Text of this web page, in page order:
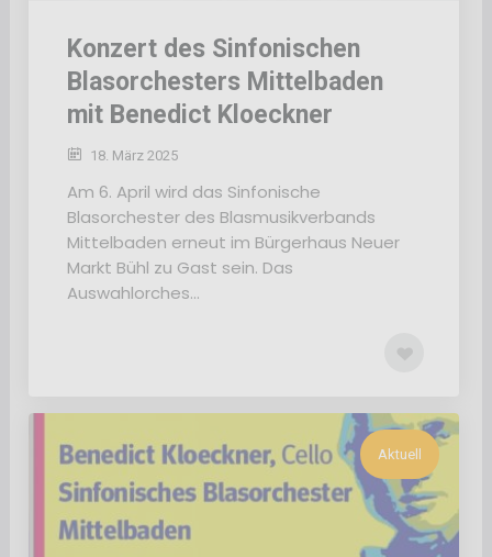
Konzert des Sinfonischen
Blasorchesters Mittelbaden
mit Benedict Kloeckner
18. März 2025
Am 6. April wird das Sinfonische
Blasorchester des Blasmusikverbands
Mittelbaden erneut im Bürgerhaus Neuer
Markt Bühl zu Gast sein. Das
Auswahlorches...
Aktuell